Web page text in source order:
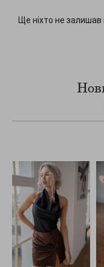
Ще ніхто не залишав